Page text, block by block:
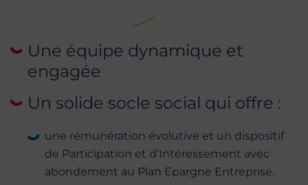
Une équipe dynamique et
engagée
Un solide socle social qui offre :
une rémunération évolutive et un dispositif
de Participation et d’Intéressement avec
abondement au Plan Epargne Entreprise.